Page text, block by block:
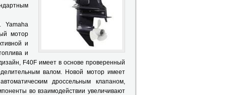
Yamaha
мотор
и
и
F40F имеет в основе проверенный
валом. Новой мотор имеет
дроссельным клапаном,
во взаимодействии увеличивают